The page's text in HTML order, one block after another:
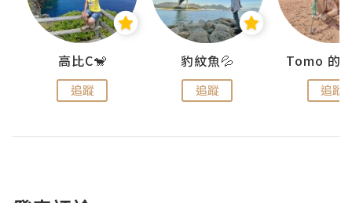
高比C🐒
追蹤
豹紋魚💦
追蹤 追蹤